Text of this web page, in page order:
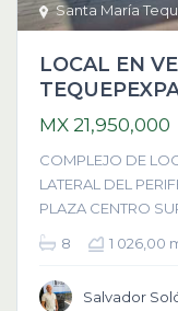
Santa María
LOCAL EN
MX 21,950,000
COMPLEJO DE
LATERAL DEL
PLAZA CENTRO
8 1 026,00
Salvador